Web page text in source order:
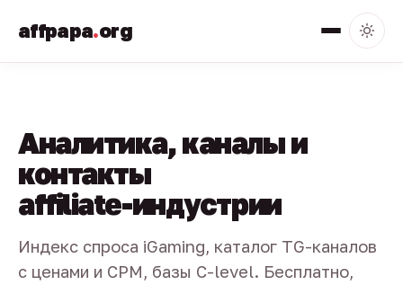
affpapa.org
Аналитика, каналы и
контакты
affiliate-индустрии
Индекс спроса iGaming, каталог TG-каналов
с ценами и CPM, базы C-level. Бесплатно,